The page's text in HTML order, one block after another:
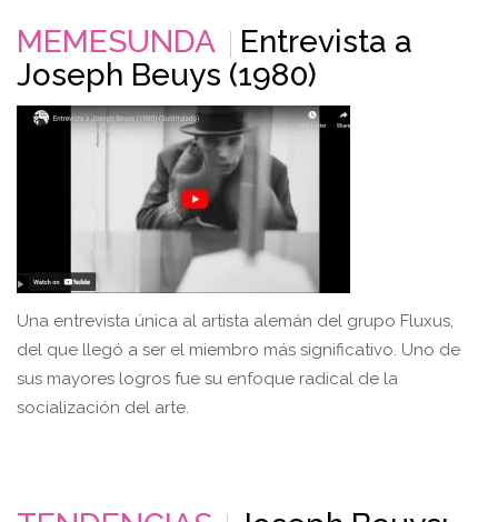
MEMESUNDA
Entrevista a
Joseph Beuys (1980)
Una entrevista única al artista alemán del grupo Fluxus,
del que llegó a ser el miembro más significativo. Uno de
sus mayores logros fue su enfoque radical de la
socialización del arte.